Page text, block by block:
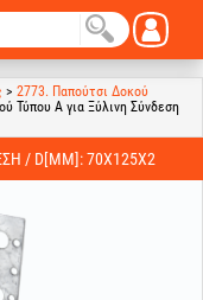
> 2773. Παπούτσι Δοκού
Τύπου A για Ξύλινη Σύνδεση
/ D[MM]: 70X125X2